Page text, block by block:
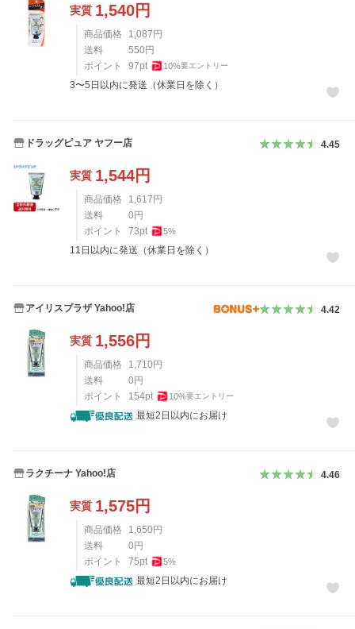
実質 1,540円
商品価格 1,087円
送料
550円
ポイント
97pt 10%要エントリー
3〜5日以内に発送（休業日を除く）
ドラッグピュア ヤフー店 4.45
実質 1,544円
商品価格 1,617円
送料
0円
ポイント
73pt 5%
11日以内に発送（休業日を除く）
アイリスプラザ Yahoo!店 4.42
実質 1,556円
商品価格 1,710円
送料
0円
ポイント
154pt 10%要エントリー
最短2日以内にお届け
ラクチーナ Yahoo!店 4.46
実質 1,575円
商品価格 1,650円
送料
0円
ポイント
75pt 5%
最短2日以内にお届け